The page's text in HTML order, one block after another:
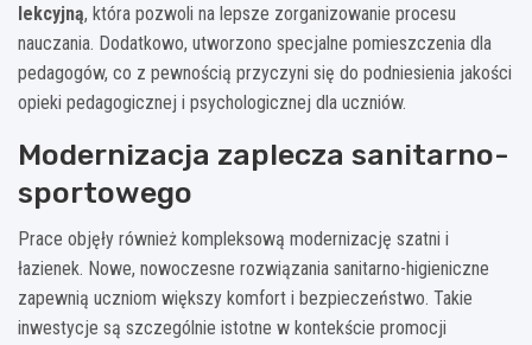
lekcyjną, która pozwoli na lepsze zorganizowanie procesu
nauczania. Dodatkowo, utworzono specjalne pomieszczenia dla
pedagogów, co z pewnością przyczyni się do podniesienia jakości
opieki pedagogicznej i psychologicznej dla uczniów.
Modernizacja zaplecza sanitarno-
sportowego
Prace objęły również kompleksową modernizację szatni i
łazienek. Nowe, nowoczesne rozwiązania sanitarno-higieniczne
zapewnią uczniom większy komfort i bezpieczeństwo. Takie
inwestycje są szczególnie istotne w kontekście promocji